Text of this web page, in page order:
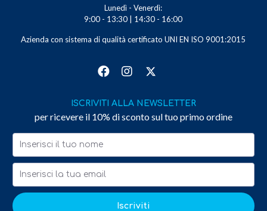
Lunedì - Venerdì:
9:00 - 13:30 | 14:30 - 16:00
Azienda con sistema di qualità certificato UNI EN ISO 9001:2015
ISCRIVITI ALLA NEWSLETTER
per ricevere il 10% di sconto sul tuo primo ordine
Iscriviti